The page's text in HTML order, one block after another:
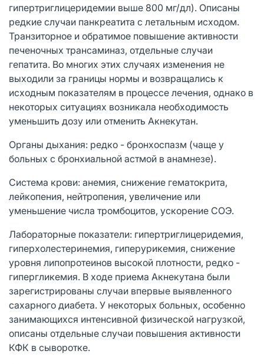
гипертриглицеридемии выше 800 мг/дл). Описаны
редкие случаи панкреатита с летальным исходом.
Транзиторное и обратимое повышение активности
печеночных трансаминаз, отдельные случаи
гепатита. Во многих этих случаях изменения не
выходили за границы нормы и возвращались к
исходным показателям в процессе лечения, однако в
некоторых ситуациях возникала необходимость
уменьшить дозу или отменить Акнекутан.
Органы дыхания: редко - бронхоспазм (чаще у
больных с бронхиальной астмой в анамнезе).
Система крови: анемия, снижение гематокрита,
лейкопения, нейтропения, увеличение или
уменьшение числа тромбоцитов, ускорение СОЭ.
Лабораторные показатели: гипертриглицеридемия,
гиперхолестеринемия, гиперурикемия, снижение
уровня липопротеинов высокой плотности, редко -
гипергликемия. В ходе приема Акнекутана были
зарегистрированы случаи впервые выявленного
сахарного диабета. У некоторых больных, особенно
занимающихся интенсивной физической нагрузкой,
описаны отдельные случаи повышения активности
КФК в сыворотке.